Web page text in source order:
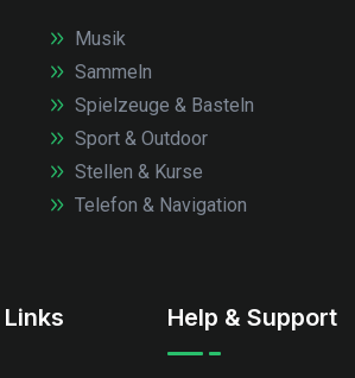
Musik
Sammeln
Spielzeuge & Basteln
Sport & Outdoor
Stellen & Kurse
Telefon & Navigation
Help & Support